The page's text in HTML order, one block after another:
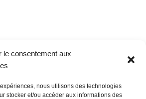
le consentement aux
nous utilisons des technologies
stocker et/ou accéder aux informations des